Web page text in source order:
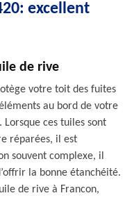
excellent
de rive
votre toit des fuites
au bord de votre
ces tuiles sont
réparées, il est
souvent complexe, il
la bonne étanchéité.
de rive à Francon,